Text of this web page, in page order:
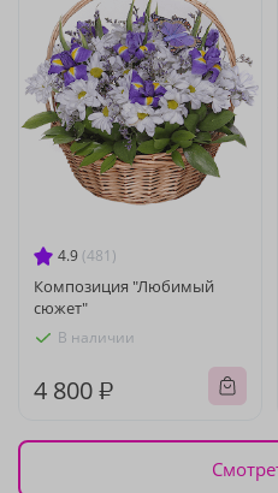
4.9 (481)
Композиция "Любимый
сюжет"
В наличии
4 800 ₽